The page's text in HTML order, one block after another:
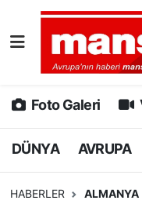
Foto Galeri
DÜNYA AVRUPA
HABERLER ALMANYA
DÜNYA
AVRUPA
ALMANYA
Nöbetçi
Hava Durumu
Namaz Vakitleri